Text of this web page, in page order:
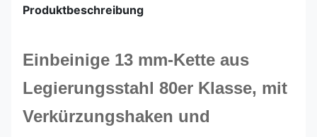
Produktbeschreibung
Einbeinige 13 mm-Kette aus
Legierungsstahl 80er Klasse, mit
Verkürzungshaken und